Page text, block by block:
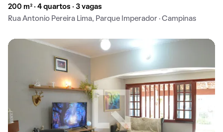
200 m² · 4 quartos · 3 vagas
Rua Antonio Pereira Lima, Parque Imperador · Campinas